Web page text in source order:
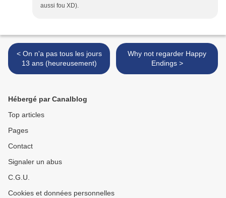
aussi fou XD).
< On n'a pas tous les jours
13 ans (heureusement)
Why not regarder Happy
Endings >
Hébergé par Canalblog
Top articles
Pages
Contact
Signaler un abus
C.G.U.
Cookies et données personnelles